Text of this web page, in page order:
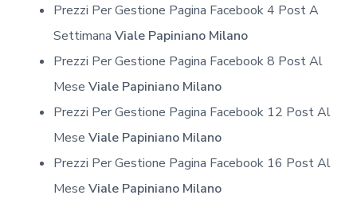
Prezzi Per Gestione Pagina Facebook 4 Post A
Settimana Viale Papiniano Milano
Prezzi Per Gestione Pagina Facebook 8 Post Al
Mese Viale Papiniano Milano
Prezzi Per Gestione Pagina Facebook 12 Post Al
Mese Viale Papiniano Milano
Prezzi Per Gestione Pagina Facebook 16 Post Al
Mese Viale Papiniano Milano